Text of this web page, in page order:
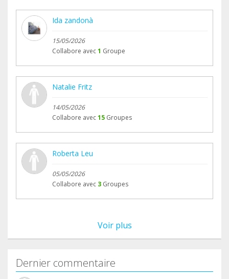
Ida zandonà
15/05/2026
Collabore avec1 Groupe
Natalie Fritz
14/05/2026
Collabore avec15 Groupes
Roberta Leu
05/05/2026
Collabore avec 3 Groupes
Voir plus
Dernier commentaire